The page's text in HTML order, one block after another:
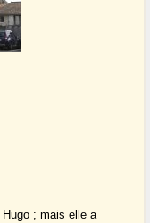
Hugo ; mais elle a